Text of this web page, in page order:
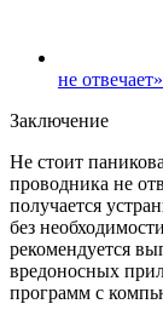
не
Заключение
Не стоит
проводника не
получается
без
рекомендуется
вредоносных
программ с